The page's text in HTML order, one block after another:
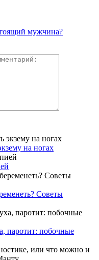
мужчина?
на ногах
Советы
паротит: побочные